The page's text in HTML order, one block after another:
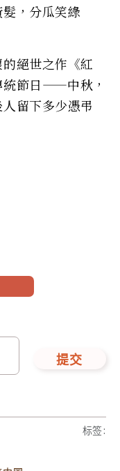
，分瓜笑綠
絕世之作《紅
統節日——中秋，
留下多少憑弔
提交
标签: